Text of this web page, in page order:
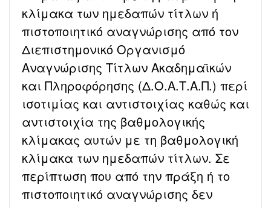
κλίμακα των ημεδαπών τίτλων ή
πιστοποιητικό αναγνώρισης από τον
Διεπιστημονικό Οργανισμό
Αναγνώρισης Τίτλων Ακαδημαϊκών
και Πληροφόρησης (Δ.Ο.Α.Τ.Α.Π.) περί
ισοτιμίας και αντιστοιχίας καθώς και
αντιστοιχία της βαθμολογικής
κλίμακας αυτών με τη βαθμολογική
κλίμακα των ημεδαπών τίτλων. Σε
περίπτωση που από την πράξη ή το
πιστοποιητικό αναγνώρισης δεν